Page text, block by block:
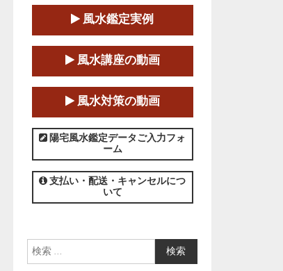
第１８期立命塾『実践的易
学講座』
2025-06-21～2025-08-24
この講座の募集は終了しました。
第１８期立命塾「実践的四
柱立命学（四柱推命学）講座」
2025-01-11～2025-05-11
風水鑑定実例
風水講座の動画
風水対策の動画
陽宅風水鑑定データご入力フォ
ーム
支払い・配送・キャンセルにつ
いて
検索: